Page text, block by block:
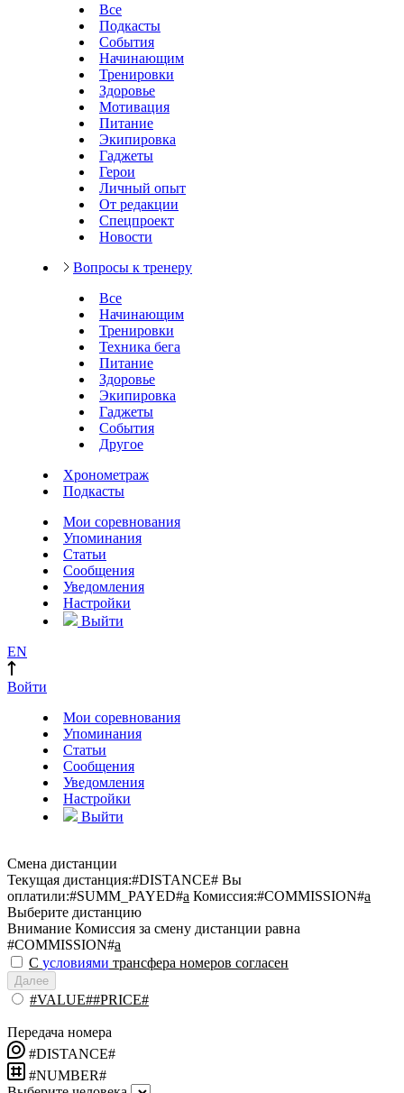
Все
Подкасты
События
Начинающим
Тренировки
Здоровье
Мотивация
Питание
Экипировка
Гаджеты
Герои
Личный опыт
От редакции
Спецпроект
Новости
Вопросы к тренеру
Все
Начинающим
Тренировки
Техника бега
Питание
Здоровье
Экипировка
Гаджеты
События
Другое
Хронометраж
Подкасты
Мои соревнования
Упоминания
Статьи
Сообщения
Уведомления
Настройки
Выйти
EN
Войти
Мои соревнования
Упоминания
Статьи
Сообщения
Уведомления
Настройки
Выйти
Смена дистанции
Текущая дистанция:#DISTANCE# Вы
оплатили:#SUMM_PAYED#a Комиссия:#COMMISSION#a
Выберите дистанцию
Внимание Комиссия за смену дистанции равна
#COMMISSION#a
С условиями трансфера номеров согласен
Далее
#VALUE##PRICE#
Передача номера
#DISTANCE#
#NUMBER#